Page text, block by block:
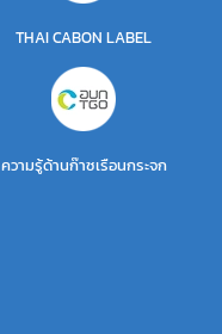
THAI CABON LABEL
ความรู้ด้านก๊าซเรือนกระจก